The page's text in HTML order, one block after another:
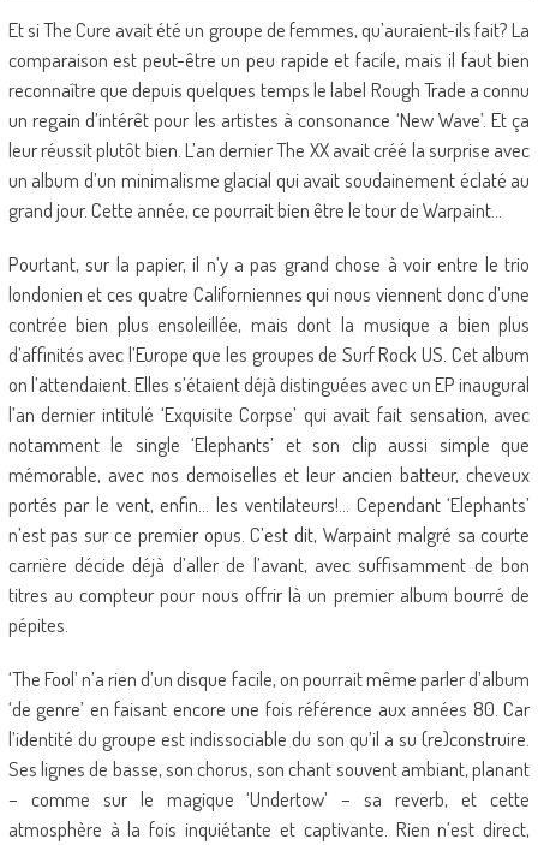
Et si The Cure avait été un groupe de femmes, qu’auraient-ils fait? La
comparaison est peut-être un peu rapide et facile, mais il faut bien
reconnaître que depuis quelques temps le label Rough Trade a connu
un regain d’intérêt pour les artistes à consonance ‘New Wave’. Et ça
leur réussit plutôt bien. L’an dernier The XX avait créé la surprise avec
un album d’un minimalisme glacial qui avait soudainement éclaté au
grand jour. Cette année, ce pourrait bien être le tour de Warpaint…
Pourtant, sur la papier, il n’y a pas grand chose à voir entre le trio
londonien et ces quatre Californiennes qui nous viennent donc d’une
contrée bien plus ensoleillée, mais dont la musique a bien plus
d’affinités avec l’Europe que les groupes de Surf Rock US. Cet album
on l’attendaient. Elles s’étaient déjà distinguées avec un EP inaugural
l’an dernier intitulé ‘Exquisite Corpse’ qui avait fait sensation, avec
notamment le single ‘Elephants’ et son clip aussi simple que
mémorable, avec nos demoiselles et leur ancien batteur, cheveux
portés par le vent, enfin… les ventilateurs!… Cependant ‘Elephants’
n’est pas sur ce premier opus. C’est dit, Warpaint malgré sa courte
carrière décide déjà d’aller de l’avant, avec suffisamment de bon
titres au compteur pour nous offrir là un premier album bourré de
pépites.
‘The Fool’ n’a rien d’un disque facile, on pourrait même parler d’album
‘de genre’ en faisant encore une fois référence aux années 80. Car
l’identité du groupe est indissociable du son qu’il a su (re)construire.
Ses lignes de basse, son chorus, son chant souvent ambiant, planant
– comme sur le magique ‘Undertow’ – sa reverb, et cette
atmosphère à la fois inquiétante et captivante. Rien n’est direct,